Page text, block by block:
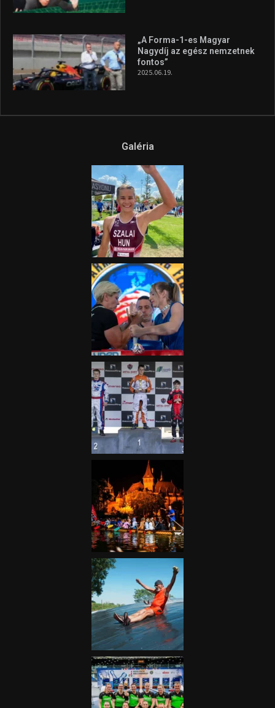
„A Forma-1-es Magyar
Nagydíj az egész nemzetnek
fontos”
2025.06.19.
Galéria